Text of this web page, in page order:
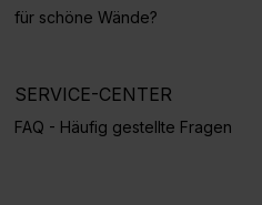
für schöne Wände?
SERVICE-CENTER
FAQ - Häufig gestellte Fragen